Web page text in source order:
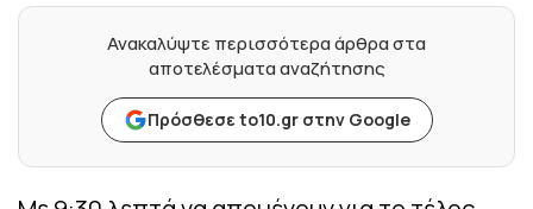
Ανακαλύψτε περισσότερα άρθρα στα
αποτελέσματα αναζήτησης
Πρόσθεσε to10.gr στην Google